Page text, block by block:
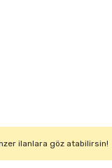
ilanlara göz atabilirsin!